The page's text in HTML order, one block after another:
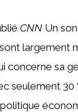
CNN Un
largement
concerne sa
seulement 30